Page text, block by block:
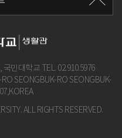
국민대학교 TEL. 02.910.5976
SEONGBUK-RO SEONGBUK-
ALL RIGHTS RESERVED.